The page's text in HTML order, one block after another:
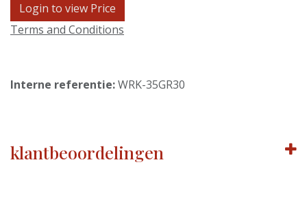
Login to view Price
Terms and Conditions
Interne referentie:WRK-35GR30
klantbeoordelingen